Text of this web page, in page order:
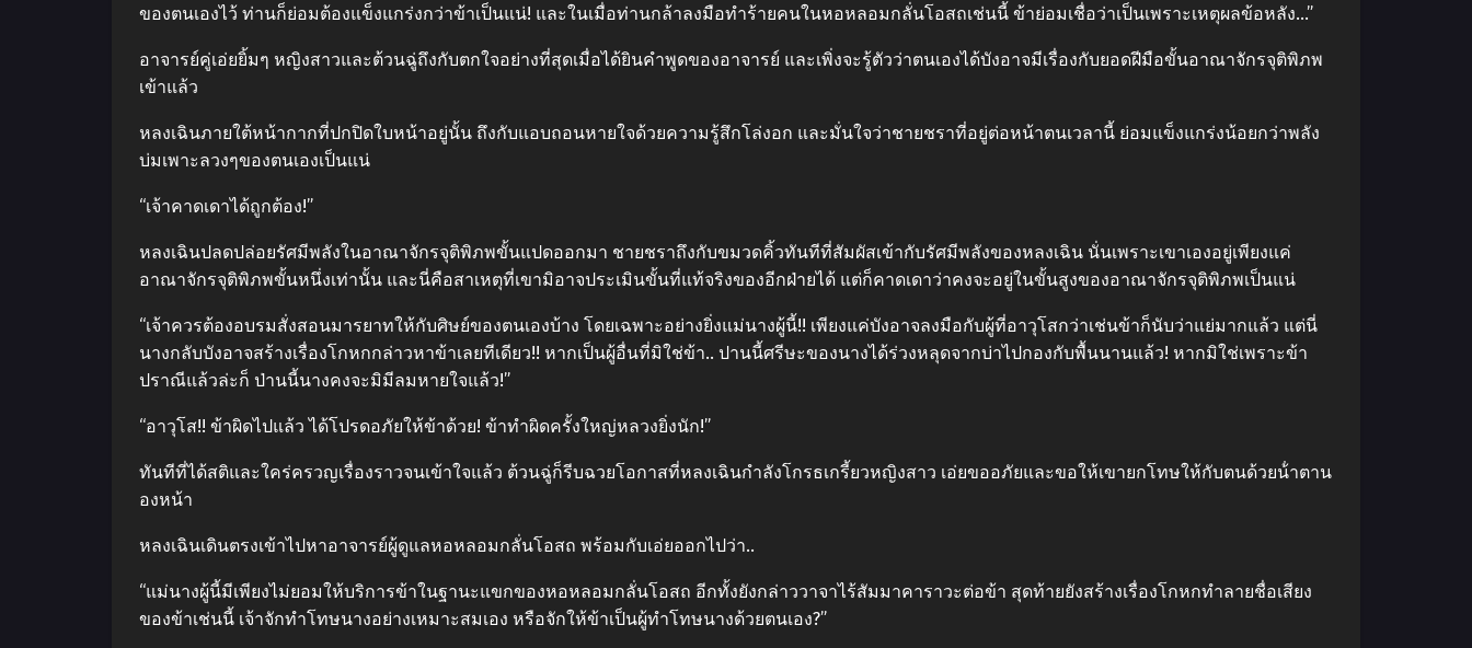
ของตนเองไว้ ท่านก็ย่อมต้องแข็งแกร่งกว่าข้าเป็นแน่! และในเมื่อท่านกล้าลงมือทําร้ายคนในหอหลอมกลั่นโอสถเช่นนี้ ข้าย่อมเชื่อว่าเป็นเพราะเหตุผลข้อหลัง…”
อาจารย์คู่เอ่ยยิ้มๆ หญิงสาวและต้วนฉู่ถึงกับตกใจอย่างที่สุดเมื่อได้ยินคําพูดของอาจารย์ และเพิ่งจะรู้ตัวว่าตนเองได้บังอาจมีเรื่องกับยอดฝีมือขั้นอาณาจักรจุติพิภพ
เข้าแล้ว
หลงเฉินภายใต้หน้ากากที่ปกปิดใบหน้าอยู่นั้น ถึงกับแอบถอนหายใจด้วยความรู้สึกโล่งอก และมั่นใจว่าชายชราที่อยู่ต่อหน้าตนเวลานี้ ย่อมแข็งแกร่งน้อยกว่าพลัง
บ่มเพาะลวงๆของตนเองเป็นแน่
“เจ้าคาดเดาได้ถูกต้อง!”
หลงเฉินปลดปล่อยรัศมีพลังในอาณาจักรจุติพิภพขั้นแปดออกมา ชายชราถึงกับขมวดคิ้วทันทีที่สัมผัสเข้ากับรัศมีพลังของหลงเฉิน นั่นเพราะเขาเองอยู่เพียงแค่
อาณาจักรจุติพิภพขั้นหนึ่งเท่านั้น และนี่คือสาเหตุที่เขามิอาจประเมินขั้นที่แท้จริงของอีกฝ่ายได้ แต่ก็คาดเดาว่าคงจะอยู่ในขั้นสูงของอาณาจักรจุติพิภพเป็นแน่
“เจ้าควรต้องอบรมสั่งสอนมารยาทให้กับศิษย์ของตนเองบ้าง โดยเฉพาะอย่างยิ่งแม่นางผู้นี้!! เพียงแค่บังอาจลงมือกับผู้ที่อาวุโสกว่าเช่นข้าก็นับว่าแย่มากแล้ว แต่นี่
นางกลับบังอาจสร้างเรื่องโกหกกล่าวหาข้าเลยทีเดียว!! หากเป็นผู้อื่นที่มิใช่ข้า.. ปานนี้ศรีษะของนางได้ร่วงหลุดจากบ่าไปกองกับพื้นนานแล้ว! หากมิใช่เพราะข้า
ปราณีแล้วล่ะก็ ป่านนี้นางคงจะมิมีลมหายใจแล้ว!”
“อาวุโส!! ข้าผิดไปแล้ว ได้โปรดอภัยให้ข้าด้วย! ข้าทําผิดครั้งใหญ่หลวงยิ่งนัก!”
ทันทีที่ได้สติและใคร่ครวญเรื่องราวจนเข้าใจแล้ว ต้วนฉู่ก็รีบฉวยโอกาสที่หลงเฉินกําลังโกรธเกรี้ยวหญิงสาว เอ่ยขออภัยและขอให้เขายกโทษให้กับตนด้วยน้ําตาน
องหน้า
หลงเฉินเดินตรงเข้าไปหาอาจารย์ผู้ดูแลหอหลอมกลั่นโอสถ พร้อมกับเอ่ยออกไปว่า..
“แม่นางผู้นี้มีเพียงไม่ยอมให้บริการข้าในฐานะแขกของหอหลอมกลั่นโอสถ อีกทั้งยังกล่าววาจาไร้สัมมาคาราวะต่อข้า สุดท้ายยังสร้างเรื่องโกหกทําลายชื่อเสียง
ของข้าเช่นนี้ เจ้าจักทําโทษนางอย่างเหมาะสมเอง หรือจักให้ข้าเป็นผู้ทําโทษนางด้วยตนเอง?”